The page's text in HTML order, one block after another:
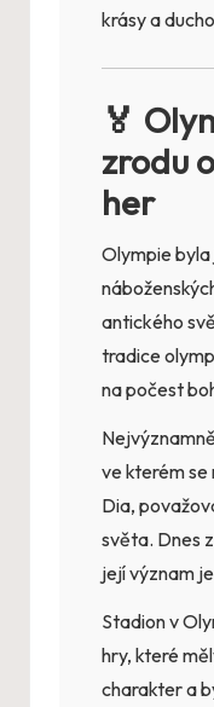
krásy a
🏅
zrodu
her
Olympie
antického
tradice
na počest
ve kterém se
Dia,
světa. Dnes
její význam
Stadion v
hry, které
charakter a